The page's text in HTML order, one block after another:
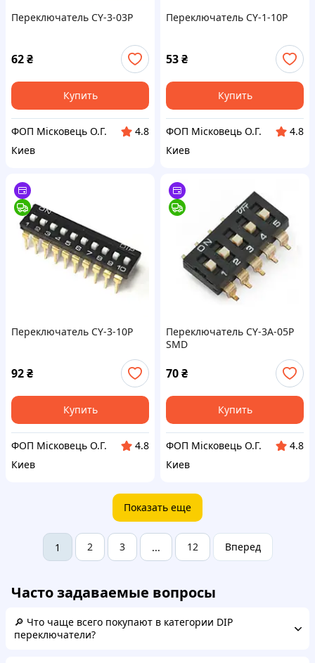
Переключатель CY-3-03P
62₴
Купить
ФОП Місковець О.Г.
4.8
Киев
Переключатель CY-1-10P
53₴
Купить
ФОП Місковець О.Г.
4.8
Киев
Переключатель CY-3-10P
92₴
Купить
ФОП Місковець О.Г.
4.8
Киев
Переключатель CY-3A-05P
SMD
70₴
Купить
ФОП Місковець О.Г.
4.8
Киев
Показать еще
1 2 3 ... 12 Вперед
Часто задаваемые вопросы
🔎 Что чаще всего покупают в категории DIP
переключатели?